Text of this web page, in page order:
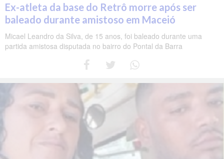
Ex-atleta da base do Retrô morre após ser
baleado durante amistoso em Maceió
Micael Leandro da Silva, de 15 anos, foi baleado durante uma
partida amistosa disputada no bairro do Pontal da Barra